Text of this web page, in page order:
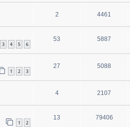
2 4461
3 4 5 6
53 5887
1 2 3
27 5088
4 2107
1 2
13 79406